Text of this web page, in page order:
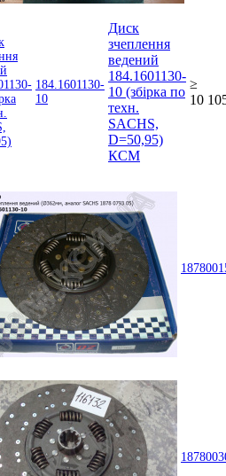
184.1601130-
10
Диск
зчеплення
ведений
184.1601130-
10 (збірка по
техн.
SACHS,
D=50,95)
КСМ
≥
10